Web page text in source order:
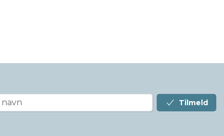
Tilmeld